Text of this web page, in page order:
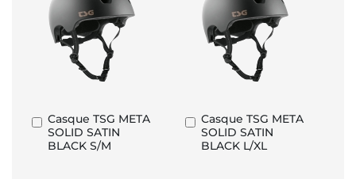
Casque TSG META
SOLID SATIN
BLACK S/M
Ajouter
au
panier
Casque TSG META
SOLID SATIN
BLACK L/XL
Ajouter
au
panier